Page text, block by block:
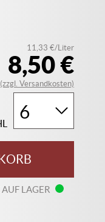
8,50 €
11,33 €/Liter
(zzgl. Versandkosten)
LAGER